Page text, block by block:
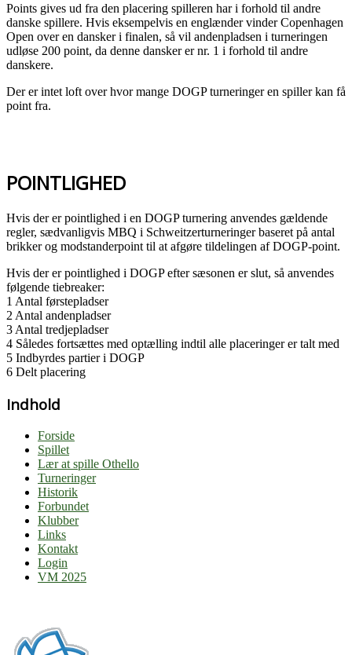
Points gives ud fra den placering spilleren har i forhold til andre
danske spillere. Hvis eksempelvis en englænder vinder Copenhagen
Open over en dansker i finalen, så vil andenpladsen i turneringen
udløse 200 point, da denne dansker er nr. 1 i forhold til andre
danskere.
Der er intet loft over hvor mange DOGP turneringer en spiller kan få
point fra.
POINTLIGHED
Hvis der er pointlighed i en DOGP turnering anvendes gældende
regler, sædvanligvis MBQ i Schweitzerturneringer baseret på antal
brikker og modstanderpoint til at afgøre tildelingen af DOGP-point.
Hvis der er pointlighed i DOGP efter sæsonen er slut, så anvendes
følgende tiebreaker:
1 Antal førstepladser
2 Antal andenpladser
3 Antal tredjepladser
4 Således fortsættes med optælling indtil alle placeringer er talt med
5 Indbyrdes partier i DOGP
6 Delt placering
Indhold
Forside
Spillet
Lær at spille Othello
Turneringer
Historik
Forbundet
Klubber
Links
Kontakt
Login
VM 2025